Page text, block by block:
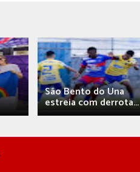
São Bento do Una
estreia com derrota...